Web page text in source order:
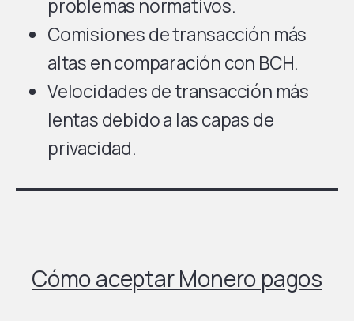
problemas normativos.
Comisiones de transacción más
altas en comparación con BCH.
Velocidades de transacción más
lentas debido a las capas de
privacidad.
Cómo aceptarMonero pagos